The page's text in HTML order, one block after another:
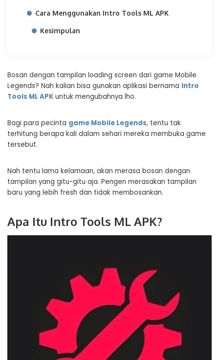
Cara Menggunakan Intro Tools ML APK
Kesimpulan
Bosan dengan tampilan loading screen dari game Mobile
Legends? Nah kalian bisa gunakan aplikasi bernama Intro
Tools ML APK untuk mengubahnya lho.
Bagi para pecinta game Mobile Legends, tentu tak
terhitung berapa kali dalam sehari mereka membuka game
tersebut.
Nah tentu lama kelamaan, akan merasa bosan dengan
tampilan yang gitu-gitu aja. Pengen merasakan tampilan
baru yang lebih fresh dan tidak membosankan.
Apa Itu Intro Tools ML APK?